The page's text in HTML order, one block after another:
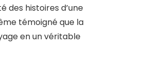
des histoires d’une
témoigné que la
en un véritable